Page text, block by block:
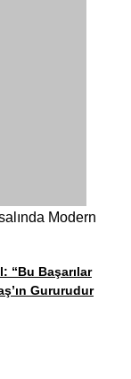
Modern
“Bu Başarılar
Gururudur